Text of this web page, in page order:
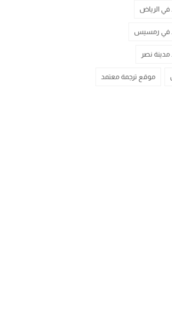
الرياض
في رمسيس
نصر
موقع ترجمة معتمد